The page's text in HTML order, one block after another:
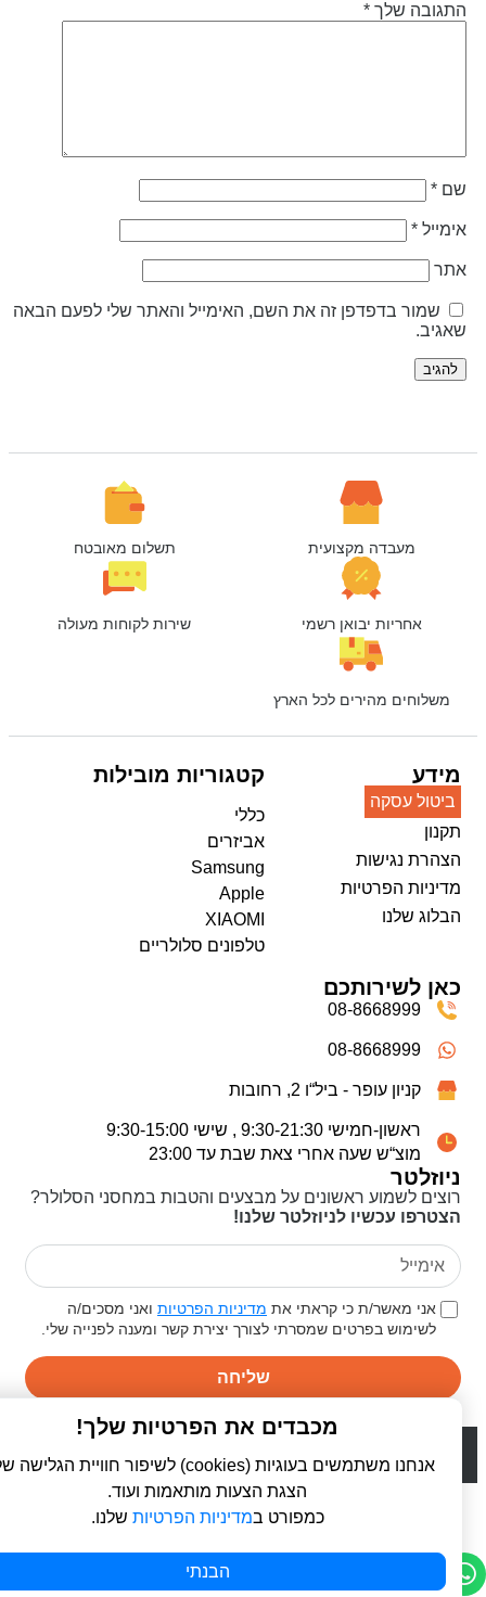
שלך*
*
*
שמור בדפדפן זה את השם, האימייל והאתר שלי לפעם הבאה
מעבדה מקצועית תשלום מאובטח
אחריות יבואן רשמי שירות לקוחות מעולה
משלוחים מהירים לכל הארץ
ניוזלטר
רוצים לשמוע ראשונים על מבצעים והטבות במחסני הסלולר?
הצטרפו עכשיו לניוזלטר שלנו!
אני מאשר/ת כי קראתי אתמדיניות הפרטיותואני מסכים/ה
לשימוש בפרטים שמסרתי לצורך יצירת קשר ומענה לפנייה שלי.
שליחה
מידע
ביטול עסקה
תקנון
הצהרת נגישות
מדיניות הפרטיות
הבלוג שלנו
קטגוריות מובילות
כללי
אביזרים
Samsung
Apple
XIAOMI
טלפונים סלולריים
כאן לשירותכם
08-8668999
08-8668999
קניון עופר - ביל“ו 2, רחובות
ראשון-חמישי 9:30-21:30 , שישי 9:30-15:00
מוצ“ש שעה אחרי צאת שבת עד 23:00
WebDigital | וובדיגיטל - עיצוב ובניית אתרים
מכבדים את הפרטיות שלך!
אנחנו משתמשים בעוגיות (cookies) לשיפור חוויית הגלישה שלך,
הצגת הצעות מותאמות ועוד.
כמפורט במדיניות הפרטיותשלנו.
הבנתי